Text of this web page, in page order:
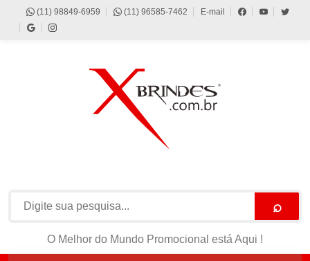
(11) 98849-6959 (11) 96585-7462 E-mail
⌕
O Melhor do Mundo Promocional está Aqui !